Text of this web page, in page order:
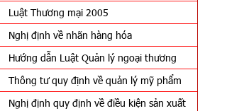
Luật Thương mại 2005
Nghị định về nhãn hàng hóa
Hướng dẫn Luật Quản lý ngoại thương
Thông tư quy định về quản lý mỹ phẩm
Nghị định quy định về điều kiện sản xuất